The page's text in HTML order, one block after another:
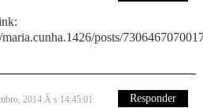
posts/
2014 Ã s 14:45:01 Responder